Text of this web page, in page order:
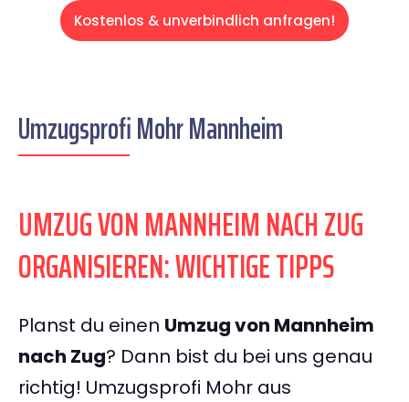
Kostenlos & unverbindlich anfragen!
Umzugsprofi Mohr Mannheim
UMZUG VON MANNHEIM NACH ZUG
ORGANISIEREN: WICHTIGE TIPPS
Planst du einen Umzug von Mannheim
nach Zug? Dann bist du bei uns genau
richtig! Umzugsprofi Mohr aus